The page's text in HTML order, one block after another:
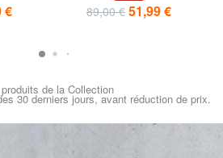
€ 89,00 € 51,99 €
de la Collection
30 derniers jours, avant réduction de prix.